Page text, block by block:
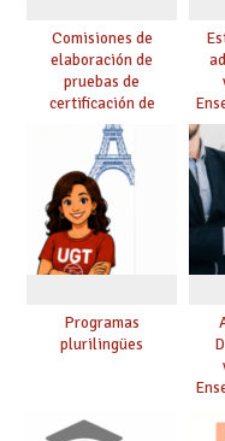
Comisiones de
elaboración de
pruebas de
certificación de
competencia
lingüística: publicada
resolución definitiva
Programas
plurilingües